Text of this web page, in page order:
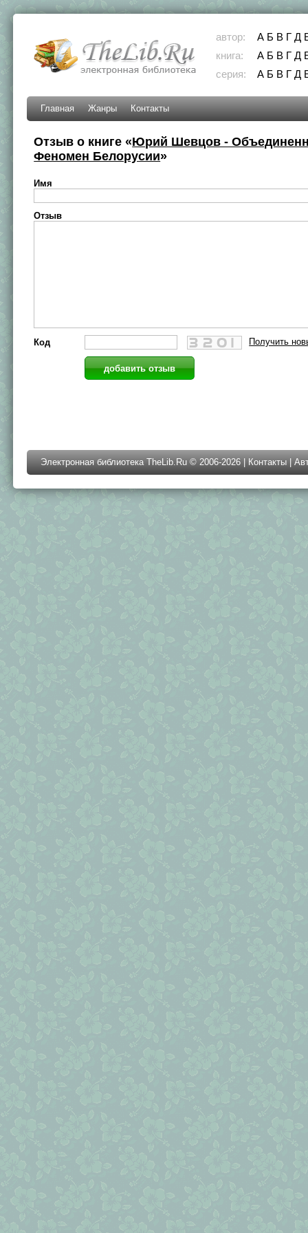
автор: А Б В Г Д
книга:
А Б В Г Д
серия:
А Б В Г Д
Главная Жанры Контакты
Отзыв о книге «Юрий Шевцов -
Феномен Белорусии»
Имя
Отзыв
Код Получить
Электронная библиотека TheLib.Ru © 2006-2026 | Контакты |